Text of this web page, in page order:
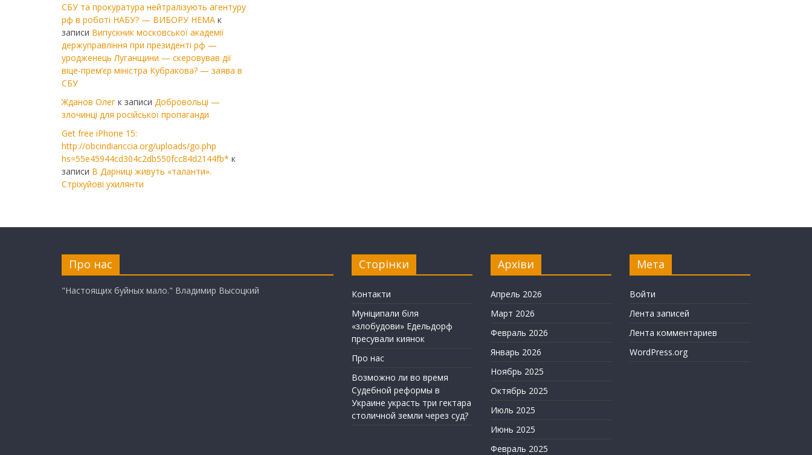
СБУ та прокуратура нейтралізують агентуру
рф в роботі НАБУ? — ВИБОРУ НЕМА к
записи Випускник московської академії
держуправління при президенті рф —
уродженець Луганщини — скеровував дії
віце-прем’єр міністра Кубракова? — заява в
СБУ
Жданов Олег к записи Добровольці —
злочинці для російської пропаганди
Get free iPhone 15:
http://obcindianccia.org/uploads/go.php
hs=55e45944cd304c2db550fcc84d2144fb* к
записи В Дарниці живуть «таланти».
Стріхуйові ухилянти
Про нас
"Настоящих буйных мало." Владимир Высоцкий
Сторінки
Контакти
Муніципали біля
«злобудови» Едельдорф
пресували киянок
Про нас
Возможно ли во время
Судебной реформы в
Украине украсть три гектара
столичной земли через суд?
Архіви
Апрель 2026
Март 2026
Февраль 2026
Январь 2026
Ноябрь 2025
Октябрь 2025
Июль 2025
Июнь 2025
Февраль 2025
Мета
Войти
Лента записей
Лента комментариев
WordPress.org